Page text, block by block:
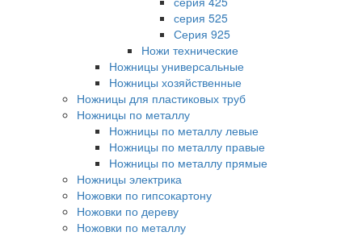
серия 525
Серия 925
Ножи технические
Ножницы универсальные
Ножницы хозяйственные
Ножницы для пластиковых труб
Ножницы по металлу
Ножницы по металлу левые
Ножницы по металлу правые
Ножницы по металлу прямые
Ножницы электрика
Ножовки по гипсокартону
Ножовки по дереву
Ножовки по металлу